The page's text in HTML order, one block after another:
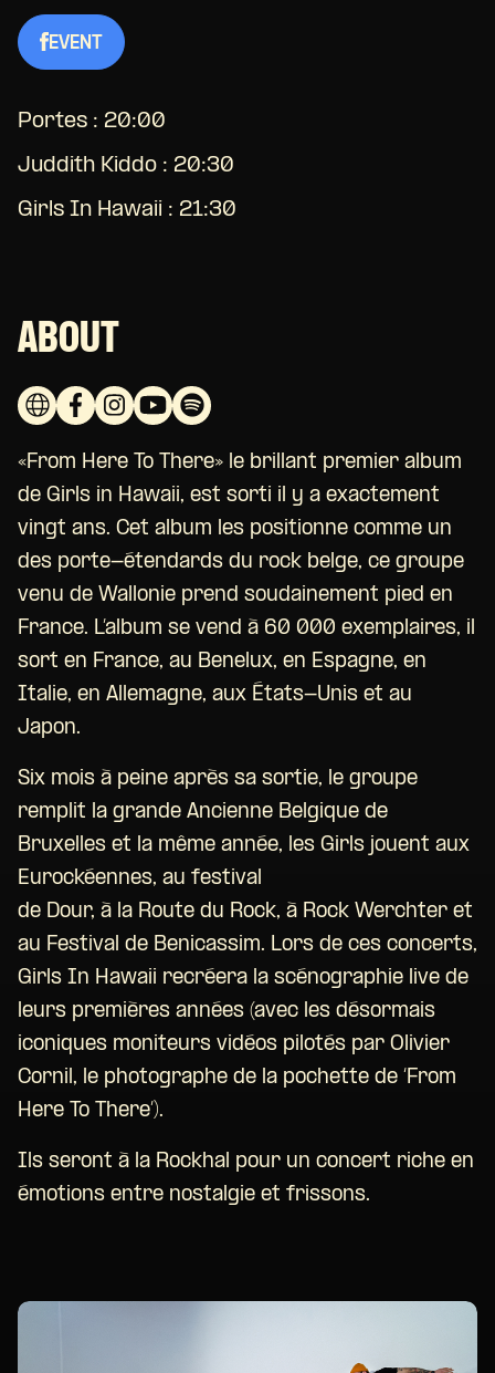
EVENT
Portes : 20:00
Juddith Kiddo : 20:30
Girls In Hawaii : 21:30
ABOUT
«From Here To There» le brillant premier album
de Girls in Hawaii, est sorti il y a exactement
vingt ans. Cet album les positionne comme un
des porte-étendards du rock belge, ce groupe
venu de Wallonie prend soudainement pied en
France. L’album se vend à 60 000 exemplaires, il
sort en France, au Benelux, en Espagne, en
Italie, en Allemagne, aux États-Unis et au
Japon.
Six mois à peine après sa sortie, le groupe
remplit la grande Ancienne Belgique de
Bruxelles et la même année, les Girls jouent aux
Eurockéennes, au festival
de Dour, à la Route du Rock, à Rock Werchter et
au Festival de Benicassim. Lors de ces concerts,
Girls In Hawaii recréera la scénographie live de
leurs premières années (avec les désormais
iconiques moniteurs vidéos pilotés par Olivier
Cornil, le photographe de la pochette de ‘From
Here To There’).
Ils seront à la Rockhal pour un concert riche en
émotions entre nostalgie et frissons.